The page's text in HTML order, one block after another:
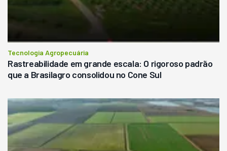
Tecnologia Agropecuária
Rastreabilidade em grande escala: O rigoroso padrão
que a Brasilagro consolidou no Cone Sul